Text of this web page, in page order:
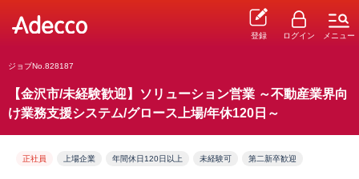
登録 ログイン メニュー
ジョブNo.828187
【金沢市/未経験歓迎】ソリューション営業 ～不動産業界向
け業務支援システム/グロース上場/年休120日～
正社員 上場企業 年間休日120日以上 未経験可 第二新卒歓迎